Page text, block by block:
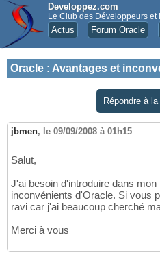
Developpez.com
Le Club des Développeurs et
Actus Forum Oracle
Oracle : Avantages et
Répondre à
jbmen, le 09/09/2008 à 01h15
Salut,
J'ai besoin d'introduire dans
inconvénients d'Oracle. Si vous
ravi car j'ai beaucoup cherché
Merci à vous